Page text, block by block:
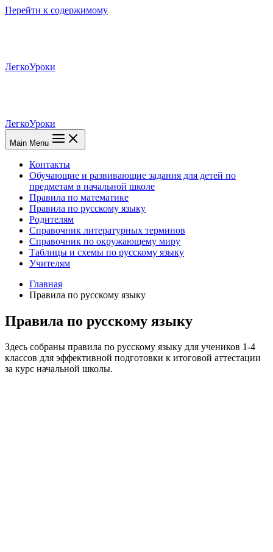
Перейти к содержимому
ЛегкоУроки
ЛегкоУроки
Main Menu
Контакты
Обучающие и развивающие задания для детей по
предметам в начальной школе
Правила по математике
Правила по русскому языку
Родителям
Справочник литературных терминов
Справочник по окружающему миру
Таблицы и схемы по русскому языку
Учителям
Главная
Правила по русскому языку
Правила по русскому языку
Здесь собраны правила по русскому языку для учеников 1-4
классов для эффективной подготовки к итоговой аттестации
за курс начальной школы.